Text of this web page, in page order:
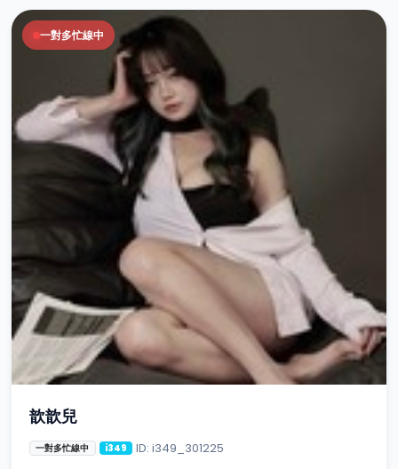
一對多忙線中
歆歆兒
一對多忙線中 i349 ID: i349_301225